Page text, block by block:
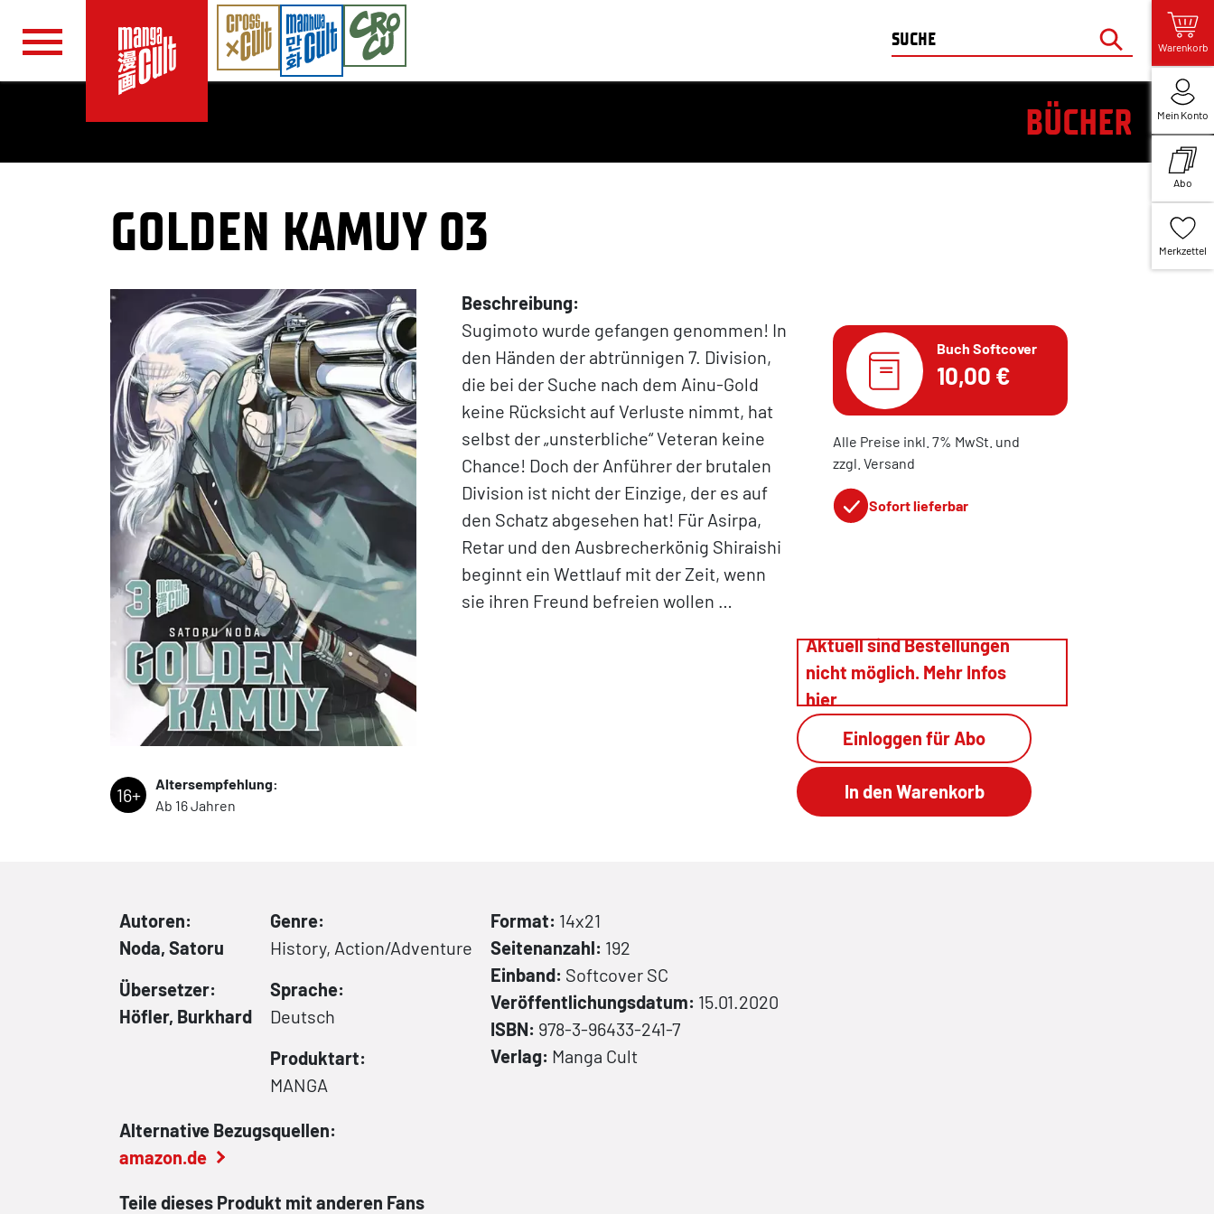
Warenkorb
Mein Konto
Abo
Merkzettel
BÜCHER
GOLDEN KAMUY 03
16+
Altersempfehlung:
Ab 16 Jahren
Beschreibung:
Sugimoto wurde gefangen genommen! In
den Händen der abtrünnigen 7. Division,
die bei der Suche nach dem Ainu-Gold
keine Rücksicht auf Verluste nimmt, hat
selbst der „unsterbliche“ Veteran keine
Chance! Doch der Anführer der brutalen
Division ist nicht der Einzige, der es auf
den Schatz abgesehen hat! Für Asirpa,
Retar und den Ausbrecherkönig Shiraishi
beginnt ein Wettlauf mit der Zeit, wenn
sie ihren Freund befreien wollen …
Buch Softcover
10,00 €
Alle Preise inkl. 7% MwSt. und
zzgl. Versand
Sofort lieferbar
Aktuell sind Bestellungen
nicht möglich. Mehr Infos
hier
Einloggen für Abo
Autoren:
Noda, Satoru
Übersetzer:
Höfler, Burkhard
Genre:
History, Action/Adventure
Sprache:
Deutsch
Produktart:
MANGA
Format: 14x21
Seitenanzahl: 192
Einband: Softcover SC
Veröffentlichungsdatum: 15.01.2020
ISBN: 978-3-96433-241-7
Verlag: Manga Cult
Alternative Bezugsquellen:
amazon.de
Teile dieses Produkt mit anderen Fans